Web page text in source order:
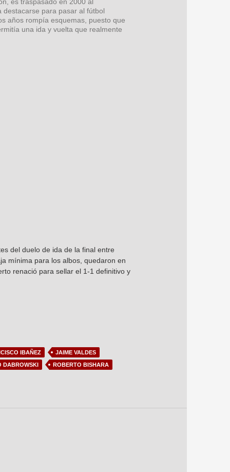
destacarse para pasar al fútbol
años rompía esquemas, puesto que
una ida y vuelta que realmente
del duelo de ida de la final entre
mínima para los albos, quedaron en
renació para sellar el 1-1 definitivo y
IBAÑEZ
JAIME VALDES
DABROWSKI
ROBERTO BISHARA